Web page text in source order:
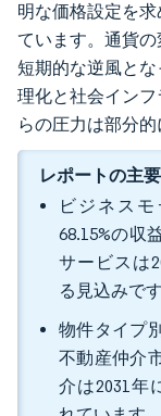
明な価格設定を
ています。通貨
短期的な逆風と
理化と社会イン
らの圧力は部分的
レポートの主
ビジネス
68.15%の収
サービスは
る見込みです
物件タイプ
不動産仲介
介は2031年